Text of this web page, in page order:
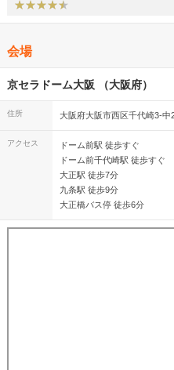
会場
京セラドーム大阪 （大阪府）
住所 大阪府大阪市西区千代崎3-中
アクセス
ドーム前駅 徒歩すぐ
ドーム前千代崎駅 徒歩すぐ
大正駅 徒歩7分
九条駅 徒歩9分
大正橋バス停 徒歩6分